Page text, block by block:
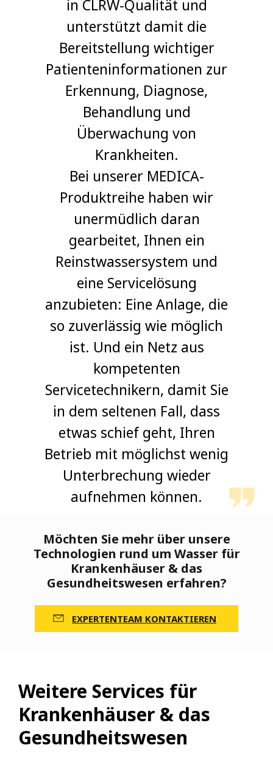
in CLRW-Qualität und
unterstützt damit die
Bereitstellung wichtiger
Patienteninformationen zur
Erkennung, Diagnose,
Behandlung und
Überwachung von
Krankheiten.
Bei unserer MEDICA-
Produktreihe haben wir
unermüdlich daran
gearbeitet, Ihnen ein
Reinstwassersystem und
eine Servicelösung
anzubieten: Eine Anlage, die
so zuverlässig wie möglich
ist. Und ein Netz aus
kompetenten
Servicetechnikern, damit Sie
in dem seltenen Fall, dass
etwas schief geht, Ihren
Betrieb mit möglichst wenig
Unterbrechung wieder
aufnehmen können.
Möchten Sie mehr über unsere
Technologien rund um Wasser für
Krankenhäuser & das
Gesundheitswesen erfahren?
EXPERTENTEAM KONTAKTIEREN
Weitere Services für
Krankenhäuser & das
Gesundheitswesen